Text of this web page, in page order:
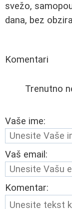
svežo,
dana, bez
Komentari
Trenutno
Vaše ime:
Vaš email:
Komentar: